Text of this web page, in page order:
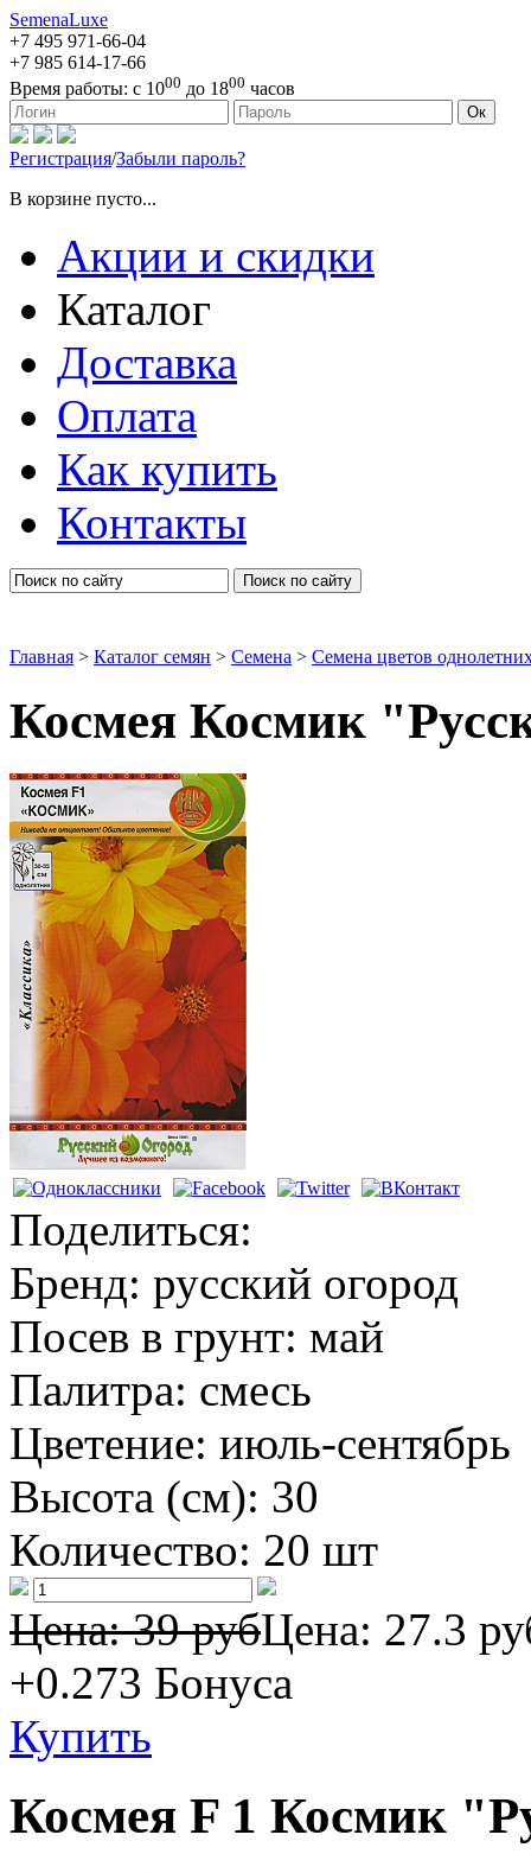
SemenaLuxe
+7 495 971-66-04
+7 985 614-17-66
Время работы: с 1000 до 1800 часов
127473, г. Москва, ул. Краснопролетарская, д. 16, стр. 1 Ок
Регистрация/Забыли пароль?
В корзине пусто...
Акции и скидки
Каталог
Доставка
Оплата
Как купить
Контакты
Поиск по сайту
Главная > Каталог семян > Семена > Семена цветов
Космея Космик
Космеи
Поделиться:
Бренд: русский огород
Посев в грунт: май
Палитра: смесь
Цветение: июль-сентябрь
Высота (см): 30
Количество: 20 шт
Цена: 39 рубЦена: 27.3
+0.273 Бонуса
Купить
Космея F 1 Космик